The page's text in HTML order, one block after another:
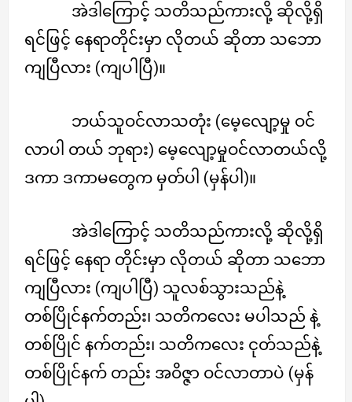
အဲဒါကြောင့် သတိသည်ကားလို့ ဆိုလို့ရှိ
ရင်ဖြင့် နေရာတိုင်းမှာ လိုတယ် ဆိုတာ သဘော
ကျပြီလား (ကျပါပြီ)။
ဘယ်သူဝင်လာသတုံး (မေ့လျော့မှု ဝင်
လာပါ တယ် ဘုရား) မေ့လျော့မှုဝင်လာတယ်လို့
ဒကာ ဒကာမတွေက မှတ်ပါ (မှန်ပါ)။
အဲဒါကြောင့် သတိသည်ကားလို့ ဆိုလို့ရှိ
ရင်ဖြင့် နေရာ တိုင်းမှာ လိုတယ် ဆိုတာ သဘော
ကျပြီလား (ကျပါပြီ) သူလစ်သွားသည်နဲ့
တစ်ပြိုင်နက်တည်း၊ သတိကလေး မပါသည် နဲ့
တစ်ပြိုင် နက်တည်း၊ သတိကလေး ငုတ်သည်နဲ့
တစ်ပြိုင်နက် တည်း အဝိဇ္ဇာ ဝင်လာတာပဲ (မှန်